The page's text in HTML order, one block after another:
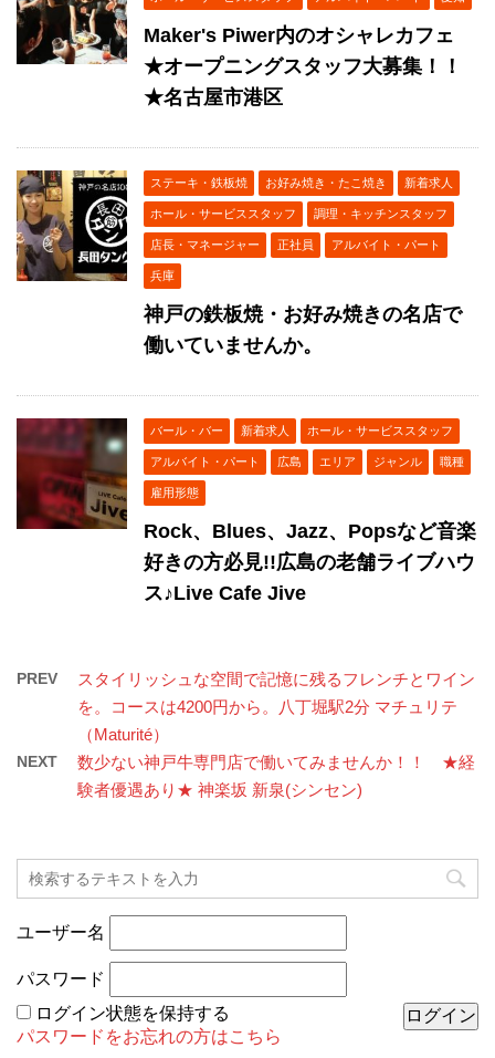
Maker's Piwer内のオシャレカフェ
★オープニングスタッフ大募集！！
★名古屋市港区
ステーキ・鉄板焼 お好み焼き・たこ焼き 新着求人
ホール・サービススタッフ 調理・キッチンスタッフ
店長・マネージャー 正社員 アルバイト・パート
兵庫
神戸の鉄板焼・お好み焼きの名店で
働いていませんか。
バール・バー 新着求人 ホール・サービススタッフ
アルバイト・パート 広島 エリア ジャンル 職種
雇用形態
Rock、Blues、Jazz、Popsなど音楽
好きの方必見!!広島の老舗ライブハウ
ス♪Live Cafe Jive
PREV
スタイリッシュな空間で記憶に残るフレンチとワイン
を。コースは4200円から。八丁堀駅2分 マチュリテ
（Maturité）
NEXT
数少ない神戸牛専門店で働いてみませんか！！ ★経
験者優遇あり★ 神楽坂 新泉(シンセン)
ユーザー名
パスワード
ログイン状態を保持する
パスワードをお忘れの方はこちら